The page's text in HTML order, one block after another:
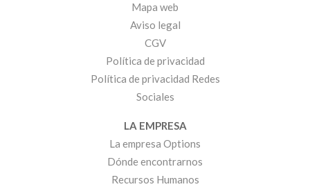
Mapa web
Aviso legal
CGV
Política de privacidad
Política de privacidad Redes
Sociales
LA EMPRESA
La empresa Options
Dónde encontrarnos
Recursos Humanos